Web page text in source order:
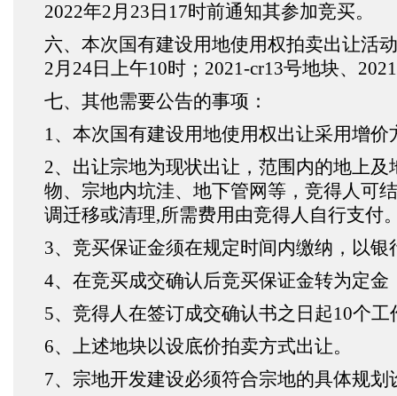
2022年2月23日17时前通知其参加竞买。
六、本次国有建设用地使用权拍卖出让活
2月24日上午10时；2021-cr13号地块、
七、其他需要公告的事项：
1、本次国有建设用地使用权出让采用增
2、出让宗地为现状出让，范围内的地上
物、宗地内坑洼、地下管网等，竞得人可
调迁移或清理,所需费用由竞得人自行支付
3、竞买保证金须在规定时间内缴纳，以
4、在竞买成交确认后竞买保证金转为定
5、竞得人在签订成交确认书之日起10个
6、上述地块以设底价拍卖方式出让。
7、宗地开发建设必须符合宗地的具体规划